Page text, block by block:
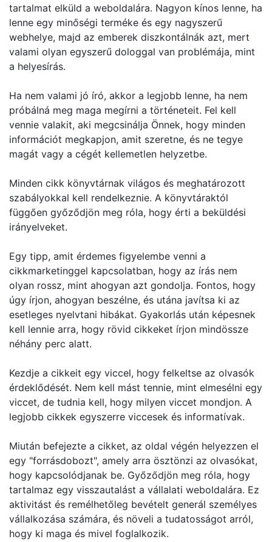
tartalmat elküld a weboldalára. Nagyon kínos lenne, ha
lenne egy minőségi terméke és egy nagyszerű
webhelye, majd az emberek diszkontálnák azt, mert
valami olyan egyszerű dologgal van problémája, mint
a helyesírás.
Ha nem valami jó író, akkor a legjobb lenne, ha nem
próbálná meg maga megírni a történeteit. Fel kell
vennie valakit, aki megcsinálja Önnek, hogy minden
információt megkapjon, amit szeretne, és ne tegye
magát vagy a cégét kellemetlen helyzetbe.
Minden cikk könyvtárnak világos és meghatározott
szabályokkal kell rendelkeznie. A könyvtáraktól
függően győződjön meg róla, hogy érti a beküldési
irányelveket.
Egy tipp, amit érdemes figyelembe venni a
cikkmarketinggel kapcsolatban, hogy az írás nem
olyan rossz, mint ahogyan azt gondolja. Fontos, hogy
úgy írjon, ahogyan beszélne, és utána javítsa ki az
esetleges nyelvtani hibákat. Gyakorlás után képesnek
kell lennie arra, hogy rövid cikkeket írjon mindössze
néhány perc alatt.
Kezdje a cikkeit egy viccel, hogy felkeltse az olvasók
érdeklődését. Nem kell mást tennie, mint elmesélni egy
viccet, de tudnia kell, hogy milyen viccet mondjon. A
legjobb cikkek egyszerre viccesek és informatívak.
Miután befejezte a cikket, az oldal végén helyezzen el
egy "forrásdobozt", amely arra ösztönzi az olvasókat,
hogy kapcsolódjanak be. Győződjön meg róla, hogy
tartalmaz egy visszautalást a vállalati weboldalára. Ez
aktivitást és remélhetőleg bevételt generál személyes
vállalkozása számára, és növeli a tudatosságot arról,
hogy ki maga és mivel foglalkozik.